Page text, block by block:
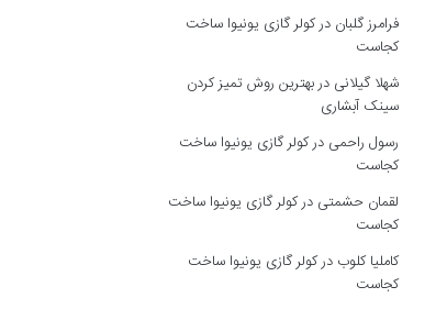
فرامرز گلبان درکولر گازی یونیوا ساخت
کجاست
شهلا گیلانی دربهترین روش تمیز کردن
سینک آبشاری
رسول راحمی درکولر گازی یونیوا ساخت
کجاست
لقمان حشمتی درکولر گازی یونیوا ساخت
کجاست
کاملیا کلوب درکولر گازی یونیوا ساخت
کجاست